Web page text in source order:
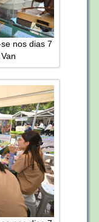
nos dias 7